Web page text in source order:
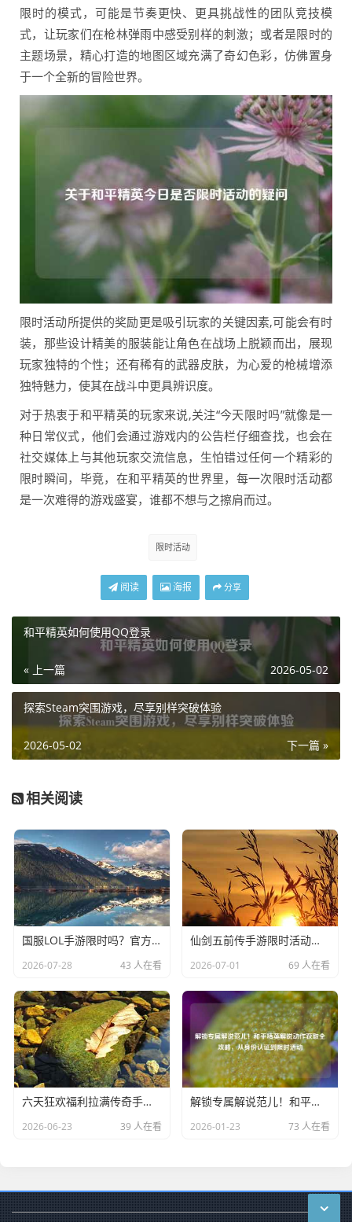
限时的模式，可能是节奏更快、更具挑战性的团队竞技模
式，让玩家们在枪林弹雨中感受别样的刺激；或者是限时的
主题场景，精心打造的地图区域充满了奇幻色彩，仿佛置身
于一个全新的冒险世界。
限时活动所提供的奖励更是吸引玩家的关键因素,可能会有时
装，那些设计精美的服装能让角色在战场上脱颖而出，展现
玩家独特的个性；还有稀有的武器皮肤，为心爱的枪械增添
独特魅力，使其在战斗中更具辨识度。
对于热衷于和平精英的玩家来说,关注“今天限时吗”就像是一
种日常仪式，他们会通过游戏内的公告栏仔细查找，也会在
社交媒体上与其他玩家交流信息，生怕错过任何一个精彩的
限时瞬间，毕竟，在和平精英的世界里，每一次限时活动都
是一次难得的游戏盛宴，谁都不想与之擦肩而过。
限时活动
阅读 海报 分享
和平精英如何使用QQ登录
« 上一篇 2026-05-02
探索Steam突围游戏，尽享别样突破体验
下一篇 »
2026-05-02
相关阅读
国服LOL手游限时吗？官方解答与活动全解析，国服LOL手游限时吗？官方解答与活动全解析
2026-07-28 43 人在看
仙剑五前传手游限时活动开启！重温经典剧情，领取限定好礼，仙剑五前传手游限时活动开启，重温经典剧情，领取限定好礼
2026-07-01 69 人在看
六天狂欢福利拉满传奇手游限时活动开启，老玩家回归新玩家狂喜！六天狂欢福利拉满！传奇手游限时活动老回归新狂喜
2026-06-23 39 人在看
解锁专属解说范儿！和平精英解说动作获取全攻略，从身份认证到限时活动
2026-01-23 73 人在看